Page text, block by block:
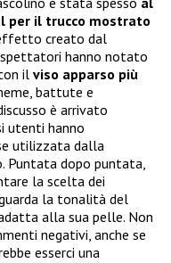
per il trucco mostrato
creato dal
hanno notato
il viso apparso più
battute e
è arrivato
utenti hanno
utilizzata dalla
Puntata dopo puntata,
la scelta dei
la tonalità del
alla sua pelle. Non
negativi, anche se
esserci una